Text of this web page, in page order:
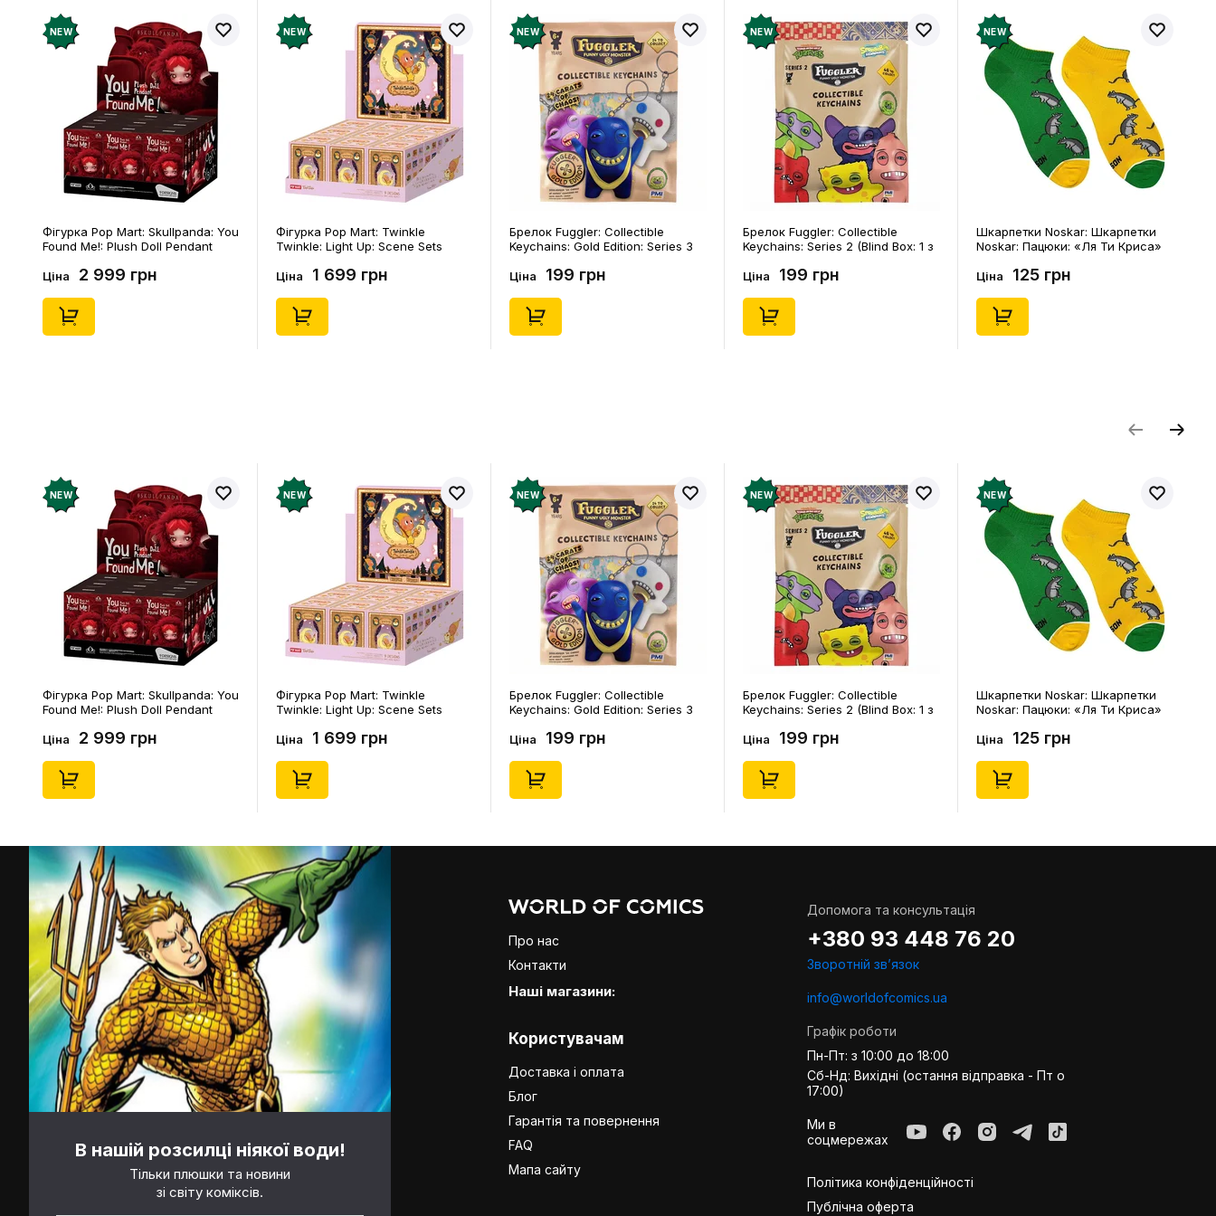
NEW
Фігурка Pop Mart: Skullpanda: You
Found Me!: Plush Doll Pendant
Edition), (29347)
Ціна 2 999 грн
NEW
Фігурка Pop Mart: Twinkle
Twinkle: Light Up: Scene Sets
Edition), (21372)
Ціна 1 699 грн
NEW
Брелок Fuggler: Collectible
Keychains: Gold Edition: Series 3
Ціна 199 грн
NEW
Брелок Fuggler: Collectible
Keychains: Series 2 (Blind Box: 1 з
Ціна 199 грн
NEW
Шкарпетки Noskar: Шкарпетки
Noskar: Пацюки: «Ля Ти Криса»
Ціна 125 грн
NEW
Фігурка Pop Mart: Skullpanda: You
Found Me!: Plush Doll Pendant
Edition), (29347)
Ціна 2 999 грн
NEW
Фігурка Pop Mart: Twinkle
Twinkle: Light Up: Scene Sets
Edition), (21372)
Ціна 1 699 грн
NEW
Брелок Fuggler: Collectible
Keychains: Gold Edition: Series 3
Ціна 199 грн
NEW
Брелок Fuggler: Collectible
Keychains: Series 2 (Blind Box: 1 з
Ціна 199 грн
NEW
Шкарпетки Noskar: Шкарпетки
Noskar: Пацюки: «Ля Ти Криса»
Ціна 125 грн
В нашій розсилці ніякої води!
Тільки плюшки та новини
зі світу коміксів.
Про нас
Контакти
Наші магазини:
Користувачам
Доставка і оплата
Блог
Гарантія та повернення
FAQ
Мапа сайту
Допомога та консультація
+380 93 448 76 20
Зворотній звʼязок
info@worldofcomics.ua
Графік роботи
Пн-Пт: з 10:00 до 18:00
Сб-Нд: Вихідні (остання відправка - Пт о
17:00)
Ми в
соцмережах
Політика конфіденційності
Публiчна оферта